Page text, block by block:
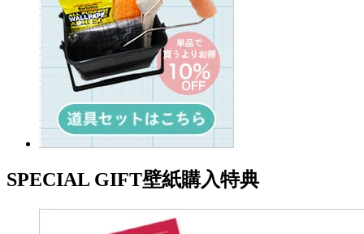
SPECIAL GIFT壁紙購入特典